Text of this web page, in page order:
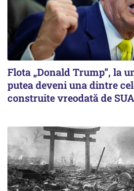
Flota „Donald Trump”, la
putea deveni una dintre
construite vreodată de SUA